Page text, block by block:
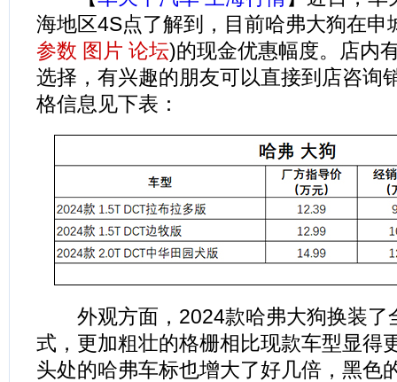
海地区4S点了解到，目前哈弗大狗在申
参数 图片 论坛)的现金优惠幅度。店内
选择，有兴趣的朋友可以直接到店咨询
格信息见下表：
外观方面，2024款哈弗大狗换装了
式，更加粗壮的格栅相比现款车型显得
头处的哈弗车标也增大了好几倍，黑色